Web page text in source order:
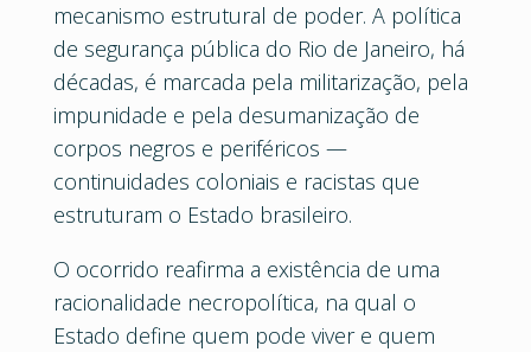
mecanismo estrutural de poder. A política
de segurança pública do Rio de Janeiro, há
décadas, é marcada pela militarização, pela
impunidade e pela desumanização de
corpos negros e periféricos —
continuidades coloniais e racistas que
estruturam o Estado brasileiro.
O ocorrido reafirma a existência de uma
racionalidade necropolítica, na qual o
Estado define quem pode viver e quem